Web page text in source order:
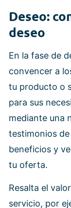
Deseo:
deseo
En la fase de
convencer a
tu producto o
para sus
mediante una
testimonios
beneficios y
tu oferta.
Resalta el
servicio, por